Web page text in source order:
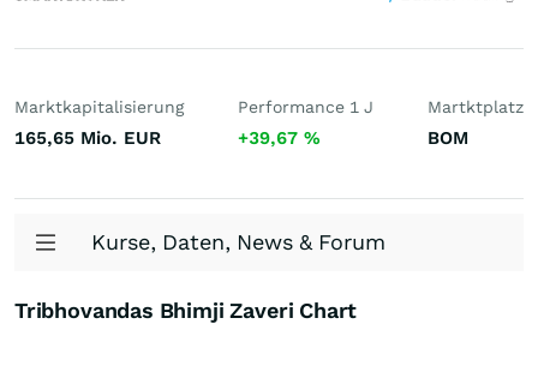
Marktkapitalisierung
165,65 Mio. EUR
Performance 1 J
+39,67 %
Martktplatz
BOM
Kurse, Daten, News & Forum
Tribhovandas Bhimji Zaveri Chart